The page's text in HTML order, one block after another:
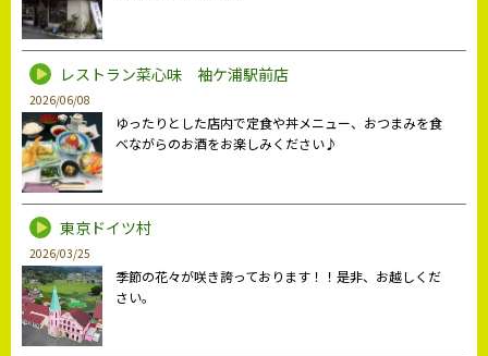
レストラン菜心味 袖ケ浦駅前店
2026/06/08
ゆったりとした店内で定食や丼メニュー、おつまみを食
べながらのお酒をお楽しみください♪
東京ドイツ村
2026/03/25
季節の花々が咲き誇っております！！是非、お越しくだ
さい。